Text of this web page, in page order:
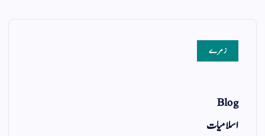
زمرے
Blog
اسلامیات